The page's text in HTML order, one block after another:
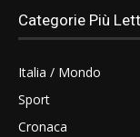
Categorie Più
Italia / Mondo
Sport
Cronaca